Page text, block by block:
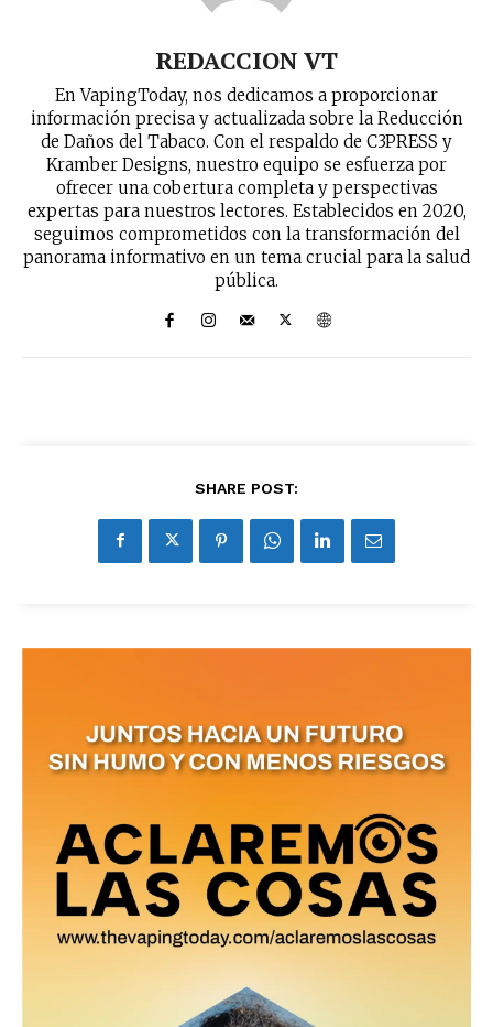
últimas noticias
Suscríbete a nuestro boletín diario y
recibe todas las noticias del vapeo y la
reducción de daños en tu correo
electrónico.
Subscribe to our daily clipping and
receive all the news of vaping and
tobacco harm reduction in your email.
REDACCION VT
En VapingToday, nos dedicamos a proporcionar
información precisa y actualizada sobre la Reducción
de Daños del Tabaco. Con el respaldo de C3PRESS y
Kramber Designs, nuestro equipo se esfuerza por
ofrecer una cobertura completa y perspectivas
expertas para nuestros lectores. Establecidos en 2020,
seguimos comprometidos con la transformación del
panorama informativo en un tema crucial para la salud
pública.
SHARE POST: